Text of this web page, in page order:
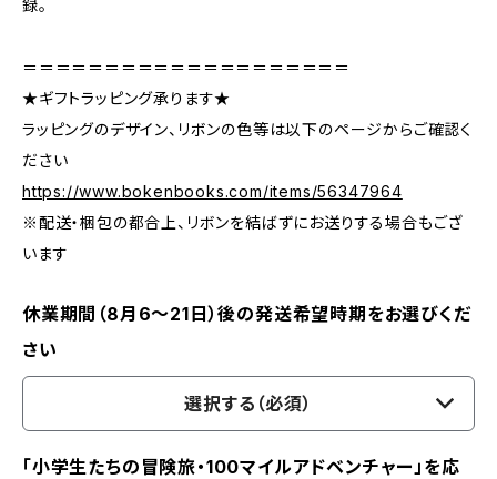
録。
＝＝＝＝＝＝＝＝＝＝＝＝＝＝＝＝＝＝＝＝
★ギフトラッピング承ります★
ラッピングのデザイン、リボンの色等は以下のページからご確認く
ださい
https://www.bokenbooks.com/items/56347964
※配送・梱包の都合上、リボンを結ばずにお送りする場合もござ
います
休業期間（8月6〜21日）後の発送希望時期をお選びくだ
さい
選択する（必須）
「小学生たちの冒険旅・100マイルアドベンチャー」を応